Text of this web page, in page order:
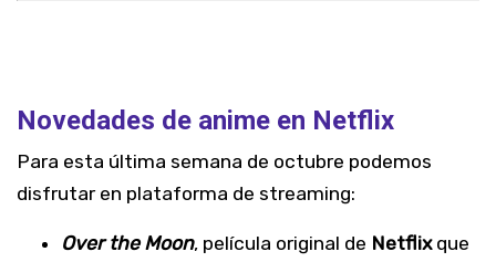
Novedades de anime en Netflix
Para esta última semana de octubre podemos
disfrutar en plataforma de streaming:
Over the Moon, película original de Netflixque